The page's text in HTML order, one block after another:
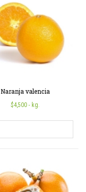
Naranja valencia
$4,500 - kg.